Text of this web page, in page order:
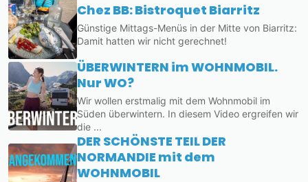
Chez BB: Bistroquet Biarritz
Günstige Mittags-Menüs in der Mitte von Biarritz:
Damit hatten wir nicht gerechnet!
ÜBERWINTERN im WOHNMOBIL.
Nur WO?
Wir wollen erstmalig mit dem Wohnmobil im
Süden überwintern. In diesem Video ergreifen wir
die ...
DER SCHÖNSTE TEIL DER
NORMANDIE mit dem
WOHNMOBIL